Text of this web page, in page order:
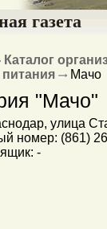
газета
Каталог
Мачо
"Мачо"
улица
номер: (861)
-